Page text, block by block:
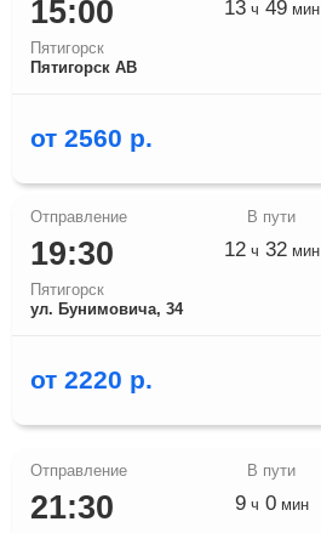
15:00
Пятигорск
Пятигорск АВ
13ч 49мин
от 2560 р.
19:30
Пятигорск
ул. Бунимовича, 34
12ч 32мин
от 2220 р.
21:30 9ч 0мин